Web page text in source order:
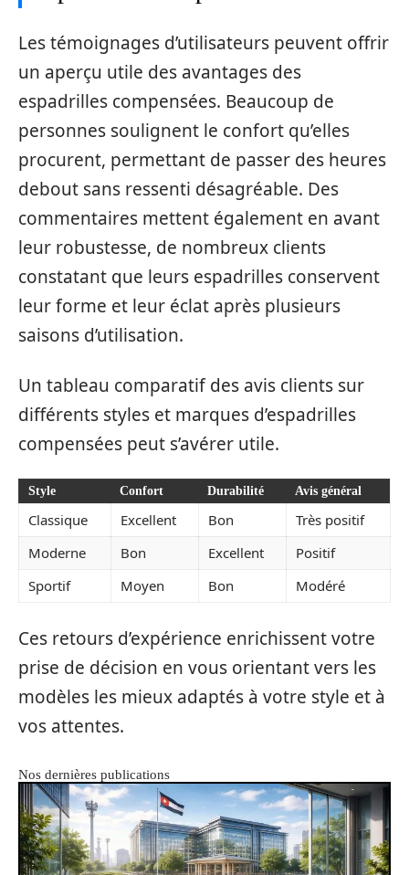
Les témoignages d’utilisateurs peuvent offrir
un aperçu utile des avantages des
espadrilles compensées. Beaucoup de
personnes soulignent le confort qu’elles
procurent, permettant de passer des heures
debout sans ressenti désagréable. Des
commentaires mettent également en avant
leur robustesse, de nombreux clients
constatant que leurs espadrilles conservent
leur forme et leur éclat après plusieurs
saisons d’utilisation.
Un tableau comparatif des avis clients sur
différents styles et marques d’espadrilles
compensées peut s’avérer utile.
Style Confort Durabilité Avis général
Classique Excellent Bon
Très positif
Moderne
Bon Excellent
Positif
Sportif
Moyen Bon Modéré
Ces retours d’expérience enrichissent votre
prise de décision en vous orientant vers les
modèles les mieux adaptés à votre style et à
vos attentes.
Nos dernières publications